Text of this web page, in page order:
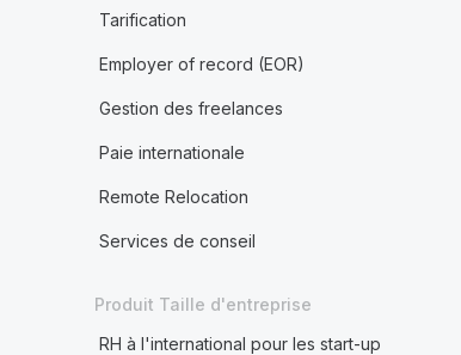
Tarification
Employer of record (EOR)
Gestion des freelances
Paie internationale
Remote Relocation
Services de conseil
Produit Taille d'entreprise
RH à l'international pour les start-up